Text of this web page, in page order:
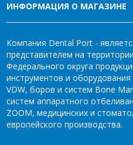
ИНФОРМАЦИЯ О МАГАЗИНЕ
Компания Dental Port -
представителем на
Федерального округа
инструментов и
VDW, боров и систем Bone
систем аппаратного
ZOOM, медицинских и
европейского производства.